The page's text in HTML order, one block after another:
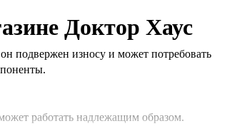
Доктор Хаус
подвержен износу и может потребовать
работать надлежащим образом.